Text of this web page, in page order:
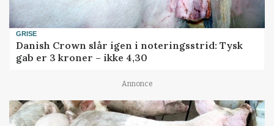
GRISE
Danish Crown slår igen i noteringsstrid: Tysk
gab er 3 kroner – ikke 4,30
Annonce